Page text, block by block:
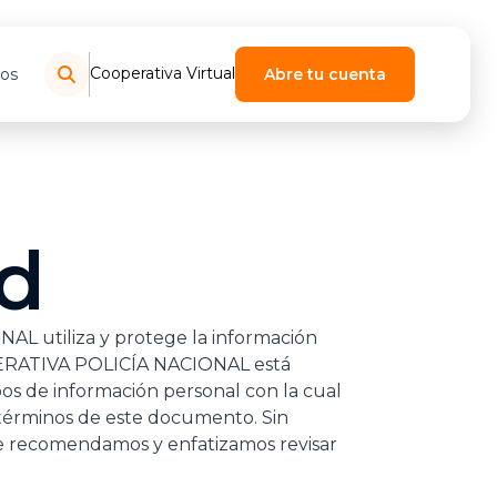
hoy
para ayudarte a
con trámites
Encuentra
ahora.
beneficios
CPN Mastercard
pagos rápidos, línea
y beneficios
que pase algo
que necesitas
asistencia
pensadas para
Cooperativa Virtual Abre tu cuenta
utiliza y protege la información
POLICÍA NACIONAL está
de información personal con la cual
de este documento. Sin
y enfatizamos revisar